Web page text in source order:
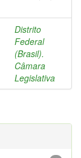
Distrito
Federal
(Brasil).
Câmara
Legislativa